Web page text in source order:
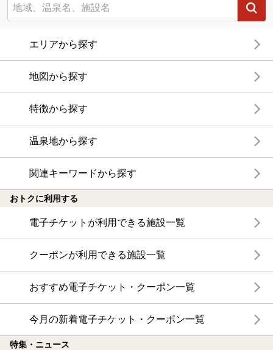
エリアから探す
地図から探す
特徴から探す
温泉地から探す
関連キーワードから探す
おトクに利用する
電子チケットが利用できる施設一覧
クーポンが利用できる施設一覧
おすすめ電子チケット・クーポン一覧
今月の新着電子チケット・クーポン一覧
特集・ニュース